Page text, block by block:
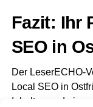
Fazit: Ihr
SEO in
Der Lese­r­ECHO-
Local SEO in
Inhal­ten und einer